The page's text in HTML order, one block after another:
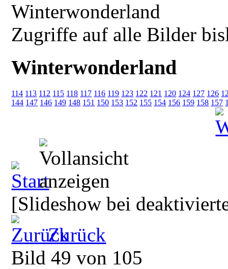
Winterwonderland
Zugriffe auf alle Bilder
Winterwonderland
114 113 112 115 118 117 116 119 123 122 121 120 124 127 126
144 147 146 149 148 151 150 153 152 155 154 156 159 158 157
[Slideshow bei
Zurück
Bild 49 von 105